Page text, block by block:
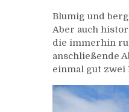
4:
Von
Bad
Blumig und
Aber auch
die immerhin
anschließende
einmal gut